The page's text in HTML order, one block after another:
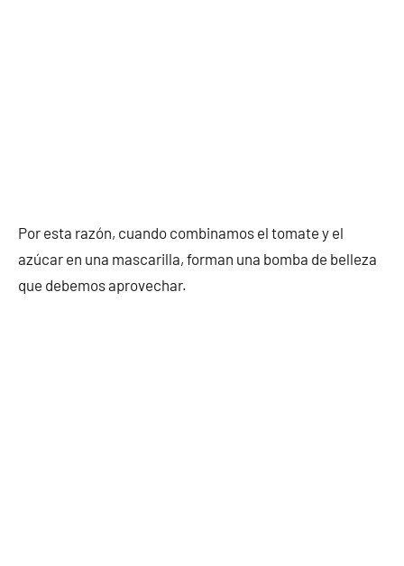
Por esta razón, cuando combinamos el tomate y el
azúcar en una mascarilla, forman una bomba de belleza
que debemos aprovechar.